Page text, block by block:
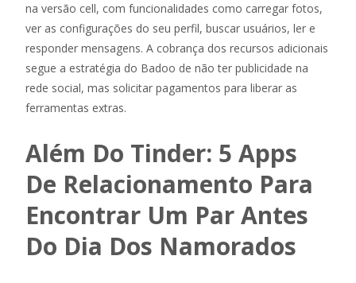
na versão cell, com funcionalidades como carregar fotos,
ver as configurações do seu perfil, buscar usuários, ler e
responder mensagens. A cobrança dos recursos adicionais
segue a estratégia do Badoo de não ter publicidade na
rede social, mas solicitar pagamentos para liberar as
ferramentas extras.
Além Do Tinder: 5 Apps
De Relacionamento Para
Encontrar Um Par Antes
Do Dia Dos Namorados